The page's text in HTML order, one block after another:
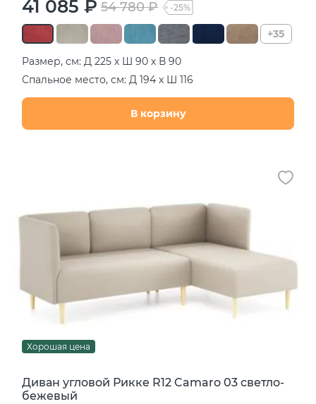
41 085 ₽ 54 780 ₽ -25%
+35
Размер, см: Д 225 х Ш 90 х В 90
Спальное место, см: Д 194 х Ш 116
В корзину
Хорошая цена
Диван угловой Рикке R12 Camaro 03 светло-
бежевый